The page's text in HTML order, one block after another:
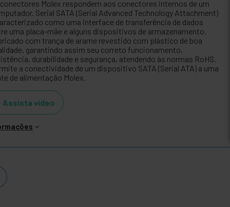
conectores Molex respondem aos conectores internos de um
Serial SATA (Serial Advanced Technology Attachment)
como uma interface de transferência de dados
uma placa-mãe e alguns dispositivos de armazenamento.
com trança de arame revestido com plástico de boa
garantindo assim seu correto funcionamento,
durabilidade e segurança, atendendo às normas RoHS.
a conectividade de um dispositivo SATA (Serial ATA) a uma
de alimentação Molex.
Assista vídeo